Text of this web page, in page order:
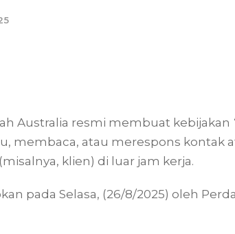
Australia resmi membuat kebijakan
membaca, atau merespons kontak
klien) di luar jam kerja.
pada Selasa, (26/8/2025) oleh